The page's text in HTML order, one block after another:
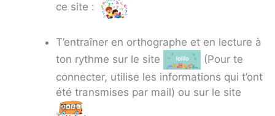
ce site :
T’entraîner en orthographe et en lecture à
ton rythme sur le site
(Pour te
connecter, utilise les informations qui t’ont
été transmises par mail) ou sur le site
.